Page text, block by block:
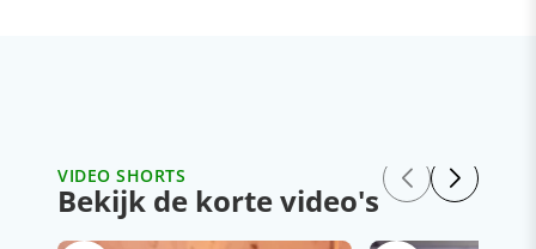
VIDEO SHORTS
Bekijk de korte video's